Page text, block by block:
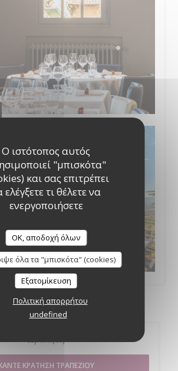
Ο ιστότοπος αυτός
"μπισκότα"
και σας επιτρέπει
ελέγξετε τι θέλετε να
ενεργοποιήσετε
OK, αποδοχή όλων
όλα τα "μπισκότα" (cookies)
Εξατομίκευση
Πολιτική απορρήτου
undefined
ΚΡΆΤΗΣΗ ΤΡΑΠΕΖΙΟΎ